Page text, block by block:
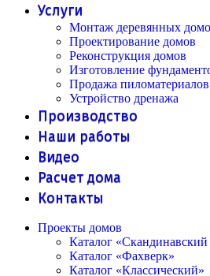
Услуги
Монтаж деревянных
Проектирование домов
Реконструкция домов
Изготовление
Продажа пиломатериалов
Устройство дренажа
Производство
Наши работы
Видео
Расчет дома
Контакты
Проекты домов
Каталог
Каталог «Фахверк»
Каталог «Классический»